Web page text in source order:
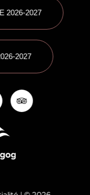
2026-2027
2027